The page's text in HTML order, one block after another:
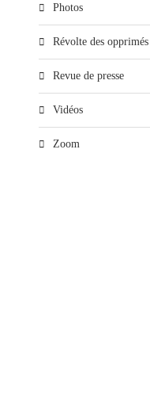
Photos
Révolte des opprimés
Revue de presse
Vidéos
Zoom